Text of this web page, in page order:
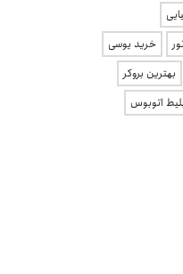
خرید یوسی
بهترین بروکر
اتوبوس